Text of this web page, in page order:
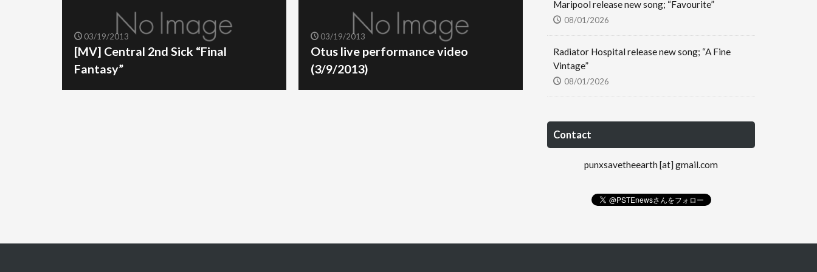
03/19/2013
[MV] Central 2nd Sick “Final
Fantasy”
03/19/2013
Otus live performance video
(3/9/2013)
Maripool release new song; “Favourite”
08/01/2026
Radiator Hospital release new song; “A Fine
Vintage”
08/01/2026
Contact
punxsavetheearth [at] gmail.com